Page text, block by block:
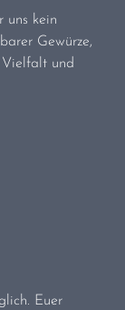
uns kein
Gewürze,
Vielfalt und
Euer